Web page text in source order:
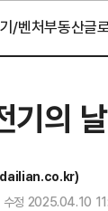
/벤처부동산글
의
정 2025.04.10